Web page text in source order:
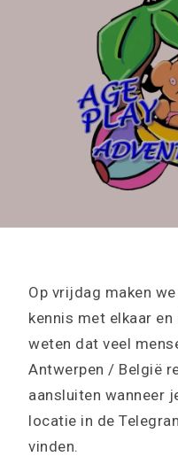
Op vrijdag maken
kennis met elkaar
weten dat veel
Antwerpen / België
aansluiten wanneer
locatie in de
vinden.